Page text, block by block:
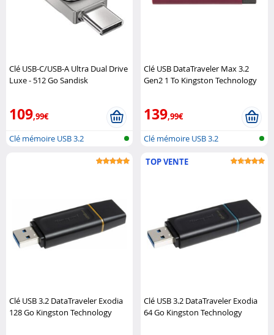
Clé USB-C/USB-A Ultra Dual Drive
Luxe - 512 Go Sandisk
109,99€
Clé mémoire USB 3.2
Clé USB DataTraveler Max 3.2
Gen2 1 To Kingston Technology
139,99€
Clé mémoire USB 3.2
Clé USB 3.2 DataTraveler Exodia
128 Go Kingston Technology
TOP VENTE
Clé USB 3.2 DataTraveler Exodia
64 Go Kingston Technology